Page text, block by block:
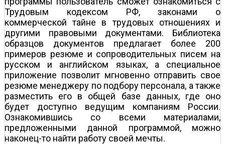
Трудовым кодексом РФ, законами о
коммерческой тайне в трудовых отношениях и
другими правовыми документами. Библиотека
образцов документов предлагает более 200
примеров резюме и сопроводительных писем на
русском и английском языках, а специальное
приложение позволит мгновенно отправить свое
резюме менеджеру по подбору персонала, а также
разместить его в общей базе данных, где оно
будет доступно ведущим компаниям России.
Ознакомившись со всеми материалами,
предложенными данной программой, можно
наконец-то найти работу своей мечты.